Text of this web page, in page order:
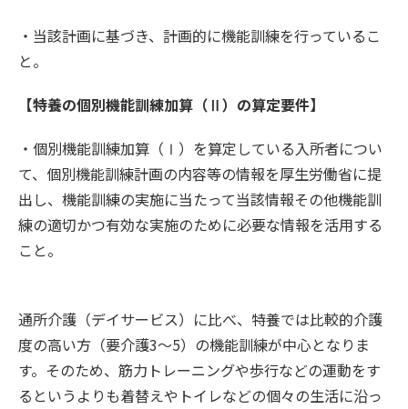
・当該計画に基づき、計画的に機能訓練を行っているこ
と。
【特養の個別機能訓練加算（Ⅱ）の算定要件】
・個別機能訓練加算（Ⅰ）を算定している入所者につい
て、個別機能訓練計画の内容等の情報を厚生労働省に提
出し、機能訓練の実施に当たって当該情報その他機能訓
練の適切かつ有効な実施のために必要な情報を活用する
こと。
通所介護（デイサービス）に比べ、特養では比較的介護
度の高い方（要介護3〜5）の機能訓練が中心となりま
す。そのため、筋力トレーニングや歩行などの運動をす
るというよりも着替えやトイレなどの個々の生活に沿っ